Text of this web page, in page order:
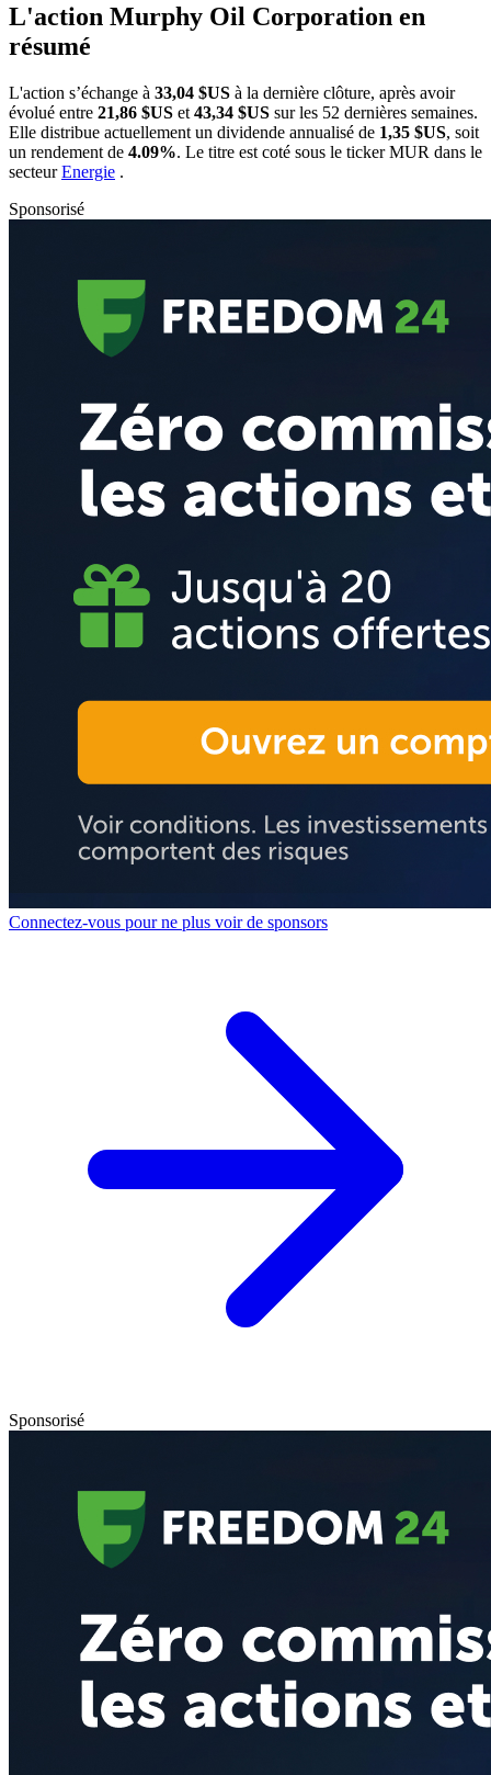
L'action Murphy Oil Corporation en
résumé
L'action s’échange à 33,04 $US à la dernière clôture, après avoir
évolué entre 21,86 $US et 43,34 $US sur les 52 dernières semaines.
Elle distribue actuellement un dividende annualisé de 1,35 $US, soit
un rendement de 4.09%. Le titre est coté sous le tickerMUR dans le
secteurEnergie .
Sponsorisé
Connectez-vous pour ne plus voir de sponsors
Sponsorisé